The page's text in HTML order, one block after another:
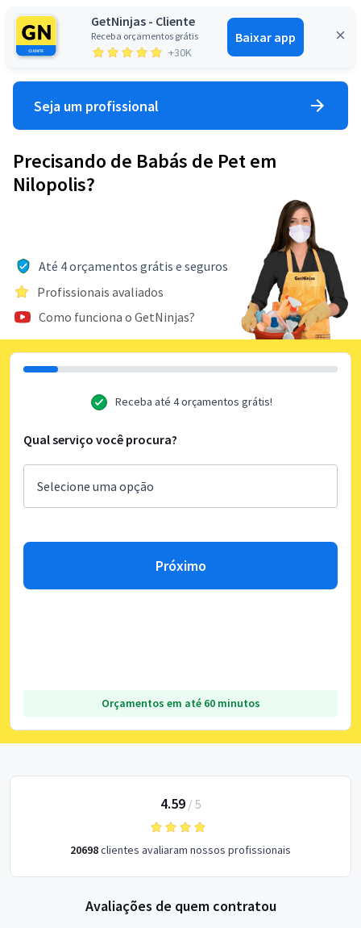
GetNinjas - Cliente
Receba orçamentos grátis
+30K
Baixar app
Entrar
Seja um profissional
Precisando de Babás de Pet em
Nilopolis?
Até 4 orçamentos grátis e seguros
Profissionais avaliados
Como funciona o GetNinjas?
Receba até 4 orçamentos grátis!
Qual serviço você procura?
Próximo
Orçamentos em até 60 minutos
4.59/ 5
20698clientes avaliaram nossos profissionais
Avaliações de quem contratou